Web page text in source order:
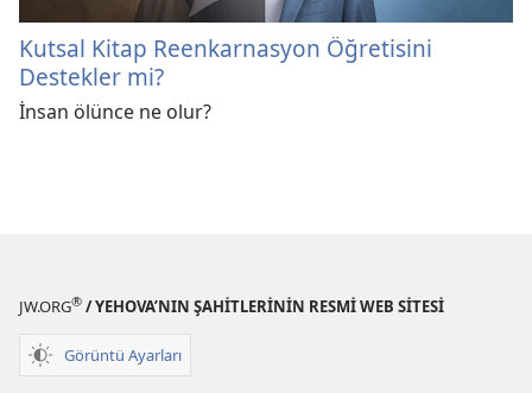
Kutsal Kitap Reenkarnasyon Öğretisini
Destekler mi?
İnsan ölünce ne olur?
JW.ORG® / YEHOVA’NIN ŞAHİTLERİNİN RESMİ WEB SİTESİ
Görüntü Ayarları